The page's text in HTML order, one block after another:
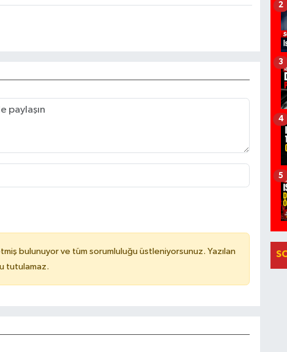
bulunuyor ve tüm sorumluluğu üstleniyorsunuz. Yazılan
tutulamaz.
2
3
4
5